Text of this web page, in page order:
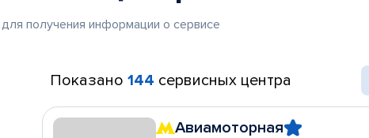
получения информации о сервисе
Показано 144 сервисных центра
Авиамоторная